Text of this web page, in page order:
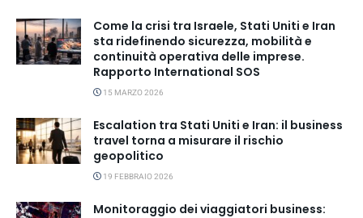
Come la crisi tra Israele, Stati Uniti e Iran
sta ridefinendo sicurezza, mobilità e
continuità operativa delle imprese.
Rapporto International SOS
15 MARZO 2026
Escalation tra Stati Uniti e Iran: il business
travel torna a misurare il rischio
geopolitico
19 FEBBRAIO 2026
Monitoraggio dei viaggiatori business: